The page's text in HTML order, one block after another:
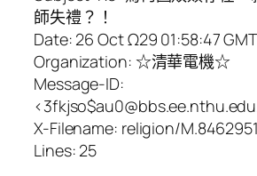
師失禮？！
Date: 26 Oct Ω29 01:58:47 GMT
Organization: ☆清華電機☆
Message-ID:
X-Filename: religion/
Lines: 25